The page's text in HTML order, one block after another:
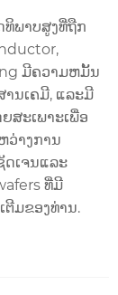
ທິພາບສູງທີ່ຖືກ
ມີຄວາມຫມັ້ນ
ນເຄມີ, ແລະມີ
ສະເພາະເພື່ອ
ວ່າງການ
ເຈນແລະ
ທີ່ມີ
ຕີມຂອງທ່ານ.